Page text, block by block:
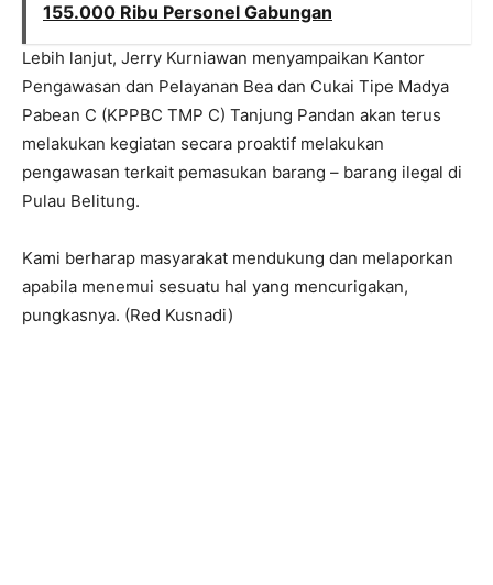
155.000 Ribu Personel Gabungan
Lebih lanjut, Jerry Kurniawan menyampaikan Kantor
Pengawasan dan Pelayanan Bea dan Cukai Tipe Madya
Pabean C (KPPBC TMP C) Tanjung Pandan akan terus
melakukan kegiatan secara proaktif melakukan
pengawasan terkait pemasukan barang – barang ilegal di
Pulau Belitung.
Kami berharap masyarakat mendukung dan melaporkan
apabila menemui sesuatu hal yang mencurigakan,
pungkasnya. (Red Kusnadi)